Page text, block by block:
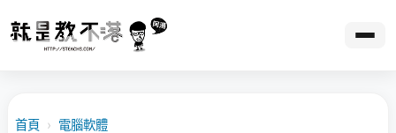
首頁 › 電腦軟體